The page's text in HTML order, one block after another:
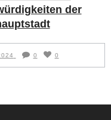
der
0 0